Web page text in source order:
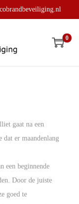
0
gaat na een
dat er maandenlang
een beginnende
Door de juiste
goed te